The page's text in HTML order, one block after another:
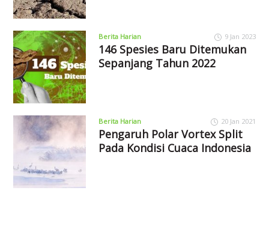
Berita Harian 9 Jan 2023
146 Spesies Baru Ditemukan
Sepanjang Tahun 2022
Berita Harian 20 Jan 2021
Pengaruh Polar Vortex Split
Pada Kondisi Cuaca Indonesia